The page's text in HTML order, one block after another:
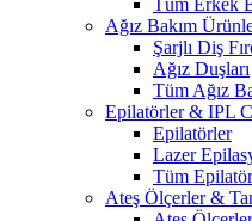
Tüm Erkek
Ağız Bakım
Şarjlı Diş
Ağız Duşları
Tüm Ağız
Epilatörler & IPL
Epilatörler
Lazer
Tüm
Ateş Ölçerler &